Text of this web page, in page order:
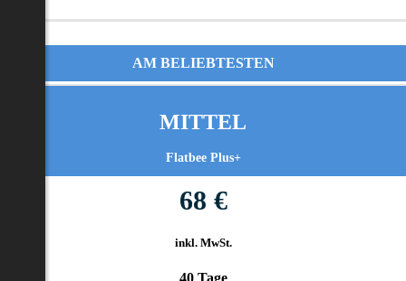
AM BELIEBTESTEN
MITTEL
Flatbee Plus+
68 €
inkl. MwSt.